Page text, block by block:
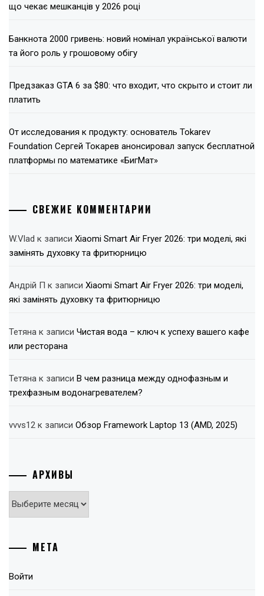
що чекає мешканців у 2026 році
Банкнота 2000 гривень: новий номінал української валюти
та його роль у грошовому обігу
Предзаказ GTA 6 за $80: что входит, что скрыто и стоит ли
платить
От исследования к продукту: основатель Tokarev
Foundation Сергей Токарев анонсировал запуск бесплатной
платформы по математике «БигМат»
СВЕЖИЕ КОММЕНТАРИИ
W.Vlad к записи Xiaomi Smart Air Fryer 2026: три моделі, які
замінять духовку та фритюрницю
Андрій П к записи Xiaomi Smart Air Fryer 2026: три моделі,
які замінять духовку та фритюрницю
Тетяна к записи Чистая вода – ключ к успеху вашего кафе
или ресторана
Тетяна к записи В чем разница между однофазным и
трехфазным водонагревателем?
vvvs12 к записи Обзор Framework Laptop 13 (AMD, 2025)
АРХИВЫ
Архивы
МЕТА
Войти